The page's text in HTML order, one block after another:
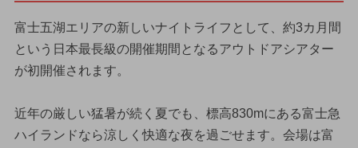
富士五湖エリアの新しいナイトライフとして、約3カ月間
という日本最長級の開催期間となるアウトドアシアター
が初開催されます。
近年の厳しい猛暑が続く夏でも、標高830mにある富士急
ハイランドなら涼しく快適な夜を過ごせます。会場は富